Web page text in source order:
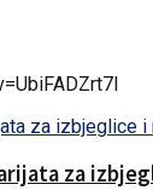
za